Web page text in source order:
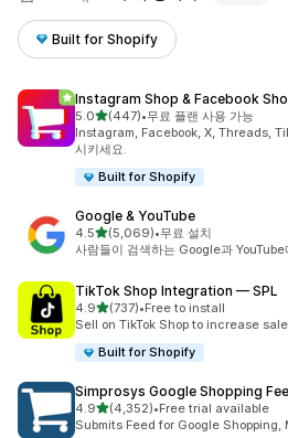
Built for Shopify
Instagram Shop & Facebook
5.0별 5개 중
(447)
총 리뷰 447개
•무료 플랜 사용 가능
Instagram, Facebook, X, Threads,
시키세요.
Built for Shopify
Google & YouTube
4.5별 5개 중
(5,069)
총 리뷰 5069개
•무료 설치
사람들이 검색하는 Google과 YouTube
TikTok Shop Integration — SPL
4.9별 5개 중
(737)
총 리뷰 737개
•Free to install
Sell on TikTok Shop to increase
Built for Shopify
Simprosys Google Shopping
4.9별 5개 중
(4,352)
총 리뷰 4352개
•Free trial available
Submits Feed for Google